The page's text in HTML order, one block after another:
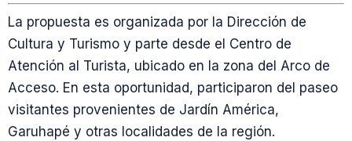
La propuesta es organizada por la Dirección de
Cultura y Turismo y parte desde el Centro de
Atención al Turista, ubicado en la zona del Arco de
Acceso. En esta oportunidad, participaron del paseo
visitantes provenientes de Jardín América,
Garuhapé y otras localidades de la región.